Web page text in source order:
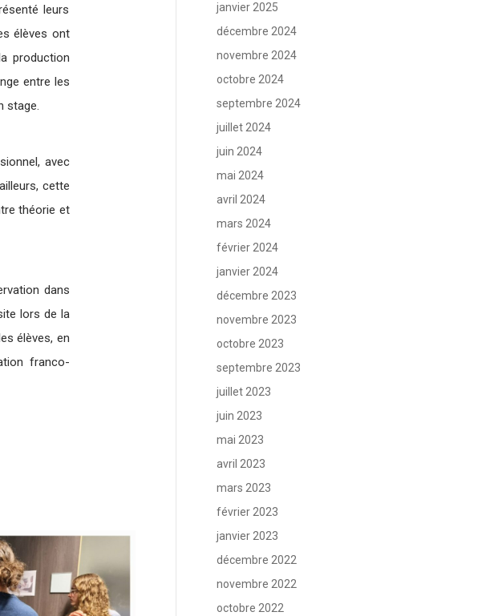
leurs
élèves ont
production
entre les
stage.
avec
cette
théorie et
dans
lors de la
élèves, en
franco-
janvier 2025
décembre 2024
novembre 2024
octobre 2024
septembre 2024
juillet 2024
juin 2024
mai 2024
avril 2024
mars 2024
février 2024
janvier 2024
décembre 2023
novembre 2023
octobre 2023
septembre 2023
juillet 2023
juin 2023
mai 2023
avril 2023
mars 2023
février 2023
janvier 2023
décembre 2022
novembre 2022
octobre 2022